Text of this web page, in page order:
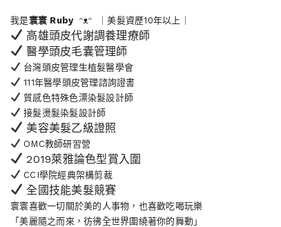
我是寰寰 Ruby ᵔᴥᵔ ｜美髮資歷10年以上｜
高雄頭皮代謝調養理療師
醫學頭皮毛囊管理師
台灣頭皮管理生植髮醫學會
111年醫學頭皮管理諮詢證書
質感色特殊色漂染髮設計師
接髮燙髮染髮設計師
美容美髮乙級證照
OMC教師研習營
2019萊雅論色型賞入圍
CCI學院經典架構剪裁
全國技能美髮競賽
寰寰喜歡一切關於美的人事物 ，也喜歡吃喝玩樂
「美麗隨之而來，彷彿全世界圍繞著你的舞動」